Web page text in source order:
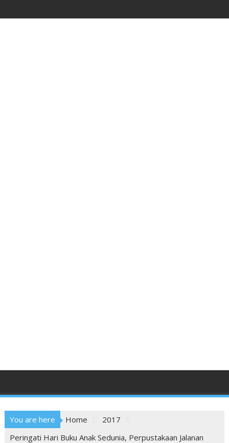
to
You are here Home
2017
Peringati Hari Buku Anak Sedunia, Perpustakaan Jalanan